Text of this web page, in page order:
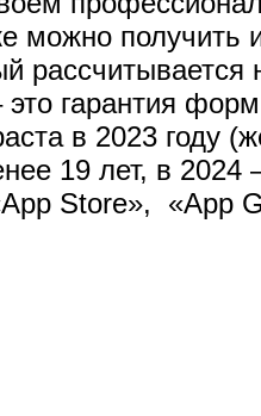
можно получить
это гарантия
в 2023 году
19 лет, в
Store», «App